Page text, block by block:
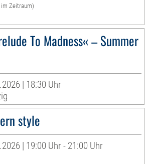
Zeitraum)
To Madness« – Summer
| 18:30 Uhr
style
| 19:00 Uhr - 21:00 Uhr